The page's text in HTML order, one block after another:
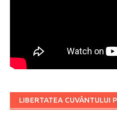
LIBERTATEA CUVÂNTULUI